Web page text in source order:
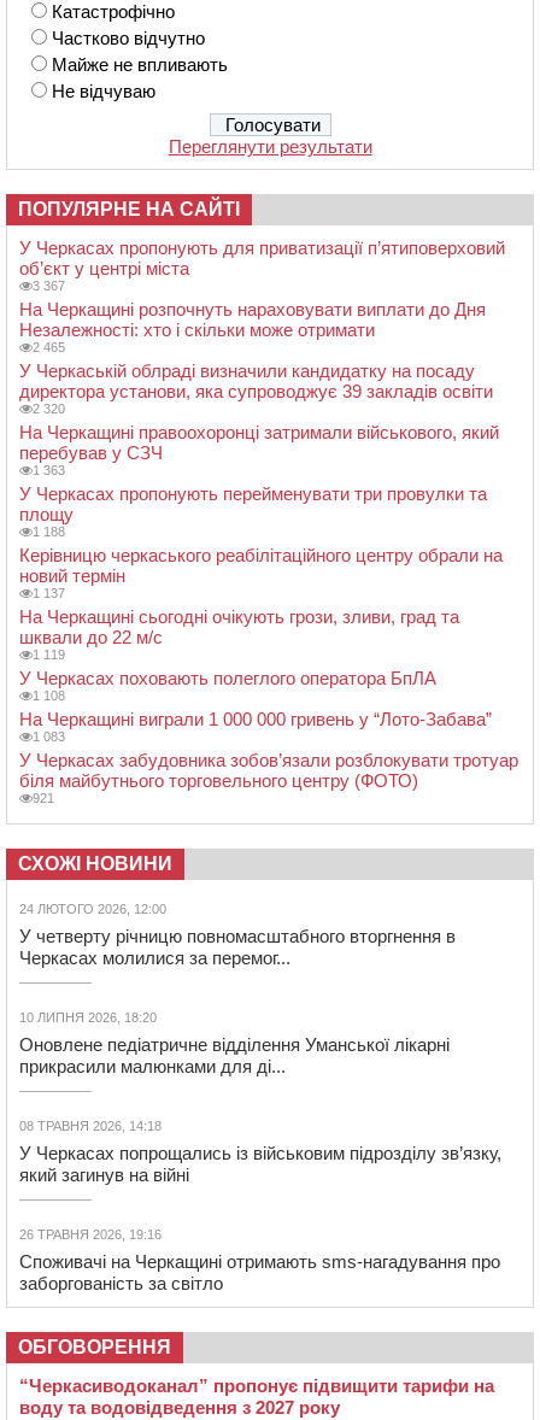
Катастрофічно
Частково відчутно
Майже не впливають
Не відчуваю
Переглянути результати
ПОПУЛЯРНЕ НА САЙТІ
У Черкасах пропонують для приватизації п’ятиповерховий
об’єкт у центрі міста
3 367
На Черкащині розпочнуть нараховувати виплати до Дня
Незалежності: хто і скільки може отримати
2 465
У Черкаській облраді визначили кандидатку на посаду
директора установи, яка супроводжує 39 закладів освіти
2 320
На Черкащині правоохоронці затримали військового, який
перебував у СЗЧ
1 363
У Черкасах пропонують перейменувати три провулки та
площу
1 188
Керівницю черкаського реабілітаційного центру обрали на
новий термін
1 137
На Черкащині сьогодні очікують грози, зливи, град та
шквали до 22 м/с
1 119
У Черкасах поховають полеглого оператора БпЛА
1 108
На Черкащині виграли 1 000 000 гривень у “Лото-Забава”
1 083
У Черкасах забудовника зобов’язали розблокувати тротуар
біля майбутнього торговельного центру (ФОТО)
921
СХОЖІ НОВИНИ
24 ЛЮТОГО 2026, 12:00
У четверту річницю повномасштабного вторгнення в
Черкасах молилися за перемог...
10 ЛИПНЯ 2026, 18:20
Оновлене педіатричне відділення Уманської лікарні
прикрасили малюнками для ді...
08 ТРАВНЯ 2026, 14:18
У Черкасах попрощались із військовим підрозділу зв’язку,
який загинув на війні
26 ТРАВНЯ 2026, 19:16
Споживачі на Черкащині отримають sms-нагадування про
заборгованість за світло
ОБГОВОРЕННЯ
“Черкасиводоканал” пропонує підвищити тарифи на
воду та водовідведення з 2027 року